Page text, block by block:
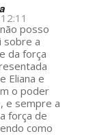
posso
sobre a
da força
Eliana e
o poder
e sempre a
força de
como